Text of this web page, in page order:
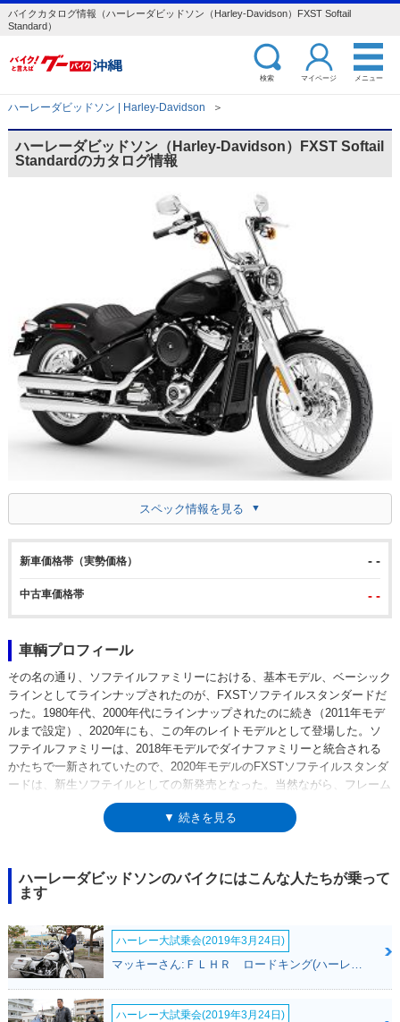
バイクカタログ情報（ハーレーダビッドソン（Harley-Davidson）FXST Softail
Standard）
検索 マイページ メニュー
ハーレーダビッドソン | Harley-Davidson ＞
ハーレーダビッドソン（Harley-Davidson）FXST Softail
Standardのカタログ情報
スペック情報を見る
新車価格帯（実勢価格） - -
中古車価格帯 - -
車輌プロフィール
その名の通り、ソフテイルファミリーにおける、基本モデル、ベーシック
ラインとしてラインナップされたのが、FXSTソフテイルスタンダードだ
った。1980年代、2000年代にラインナップされたのに続き（2011年モデ
ルまで設定）、2020年にも、この年のレイトモデルとして登場した。ソ
フテイルファミリーは、2018年モデルでダイナファミリーと統合される
かたちで一新されていたので、2020年モデルのFXSTソフテイルスタンダ
ードは、新生ソフテイルとしての新発売となった。当然ながら、フレーム
はソフテイルファミリー共通で、エンジンは、ミルウォーキーエイト107
を搭載。この時代、ソフテイルのエンジンは、107（1,746cc）と
られていた。スタイルのコンセプトは、「シンプルなボバースタイル」と
いったところ。ミニエイプハンドル、ソロシートを備えていた。「吊る
回すにしても、それはオーナーの自由だった。
▼ 続きを見る
ハーレーダビッドソンのバイクにはこんな人たちが乗って
ます
ハーレー大試乗会(2019年3月24日)
マッキーさん:ＦＬＨＲ ロードキング(ハーレーダビッドソン)
ハーレー大試乗会(2019年3月24日)